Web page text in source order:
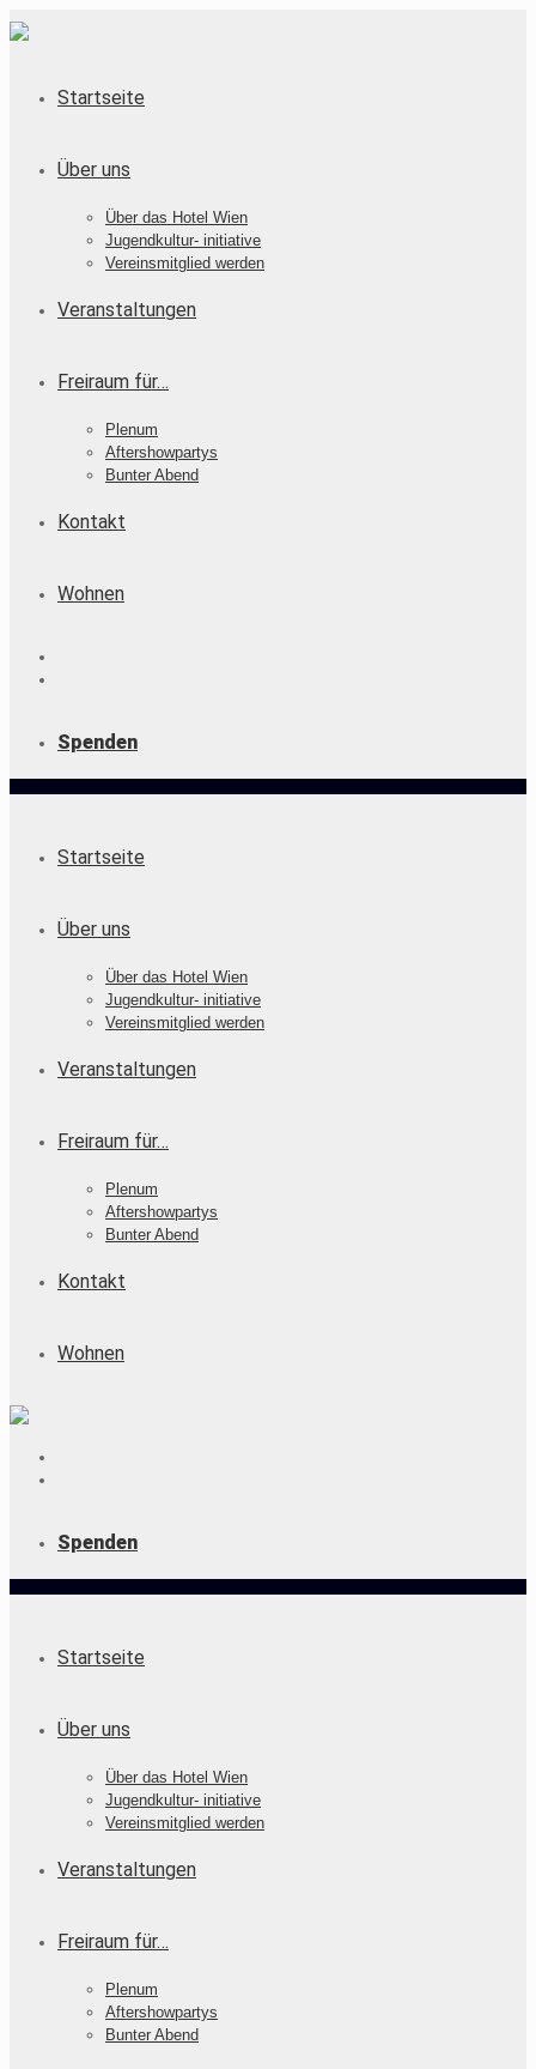
Startseite
Über uns
Über das Hotel Wien
Jugendkultur- initiative
Vereinsmitglied werden
Veranstaltungen
Freiraum für…
Plenum
Aftershowpartys
Bunter Abend
Kontakt
Wohnen
Spenden
Startseite
Über uns
Über das Hotel Wien
Jugendkultur- initiative
Vereinsmitglied werden
Veranstaltungen
Freiraum für…
Plenum
Aftershowpartys
Bunter Abend
Kontakt
Wohnen
Spenden
Startseite
Über uns
Über das Hotel Wien
Jugendkultur- initiative
Vereinsmitglied werden
Veranstaltungen
Freiraum für…
Plenum
Aftershowpartys
Bunter Abend